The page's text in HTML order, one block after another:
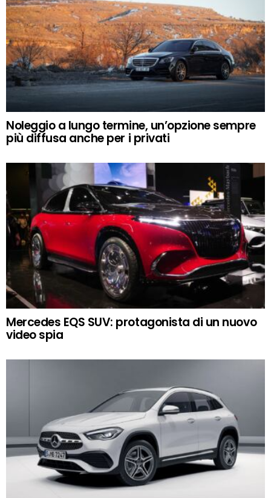
Noleggio a lungo termine, un’opzione sempre
più diffusa anche per i privati
Mercedes EQS SUV: protagonista di un nuovo
video spia